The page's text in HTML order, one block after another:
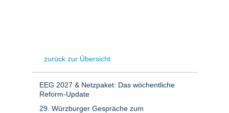
zurück zur Übersicht
EEG 2027 & Netzpaket: Das wöchentliche
Reform-Update
29. Würzburger Gespräche zum